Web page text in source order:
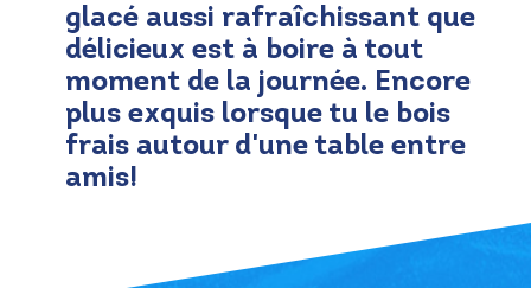
glacé aussi rafraîchissant que
délicieux est à boire à tout
moment de la journée. Encore
plus exquis lorsque tu le bois
frais autour d'une table entre
amis!